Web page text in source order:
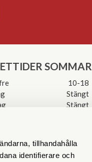
tillhandahålla
identifierare och
SOMMAR
10-18
Stängt
Stängt